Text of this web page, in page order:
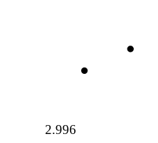
2.996